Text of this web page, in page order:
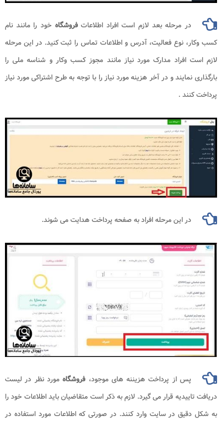
در مرحله بعد لازم است افراد اطلاعاتفروشگاهخود را مانند نام
کسب وکار، نوع فعالیت، آدرس و اطلاعات تماس را ثبت کنید. در این مرحله
لازم است افراد مدارک مورد نیاز مانند مجوز کسب وکار و شناسه ملی را
بارگذاری نمایند و در آخر هزینه مورد نیاز را با توجه به طرح اشتراکی مورد نیاز
پرداخت کنند .
در این مرحله افراد به صفحه پرداخت هدایت می شوند.
پس از پرداخت هزیننه های موجود،فروشگاهمورد نظر در لیست
دریافت تاییدیه قرار می گیرد. لازم به ذکر است متقاضیان باید اطلاعات خود را
به شکل دقیق در سایت وارد کنند. در صورتی که اطلاعات مورد استفاده در